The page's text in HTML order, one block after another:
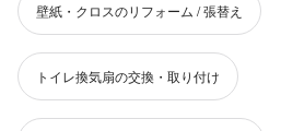
壁紙・クロスのリフォーム / 張替え
トイレ換気扇の交換・取り付け